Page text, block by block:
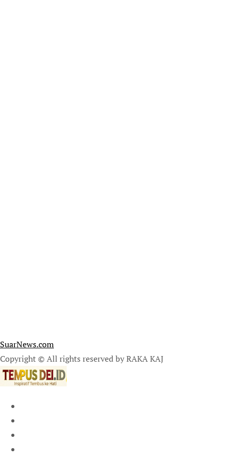
SuarNews.com
Copyright © All rights reserved by RAKA KAJ